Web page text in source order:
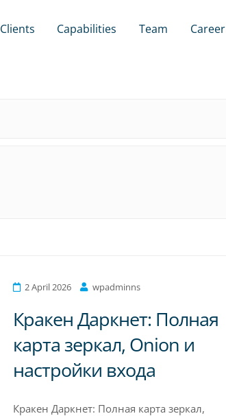
Clients Capabilities Team Career
2 April 2026 wpadminns
Кракен Даркнет: Полная
карта зеркал, Onion и
настройки входа
Кракен Даркнет: Полная карта зеркал,